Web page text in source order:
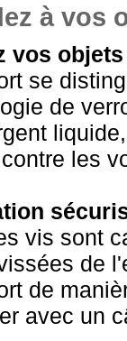
à vos
vos
se
de
les
vis sont
de
de
avec un